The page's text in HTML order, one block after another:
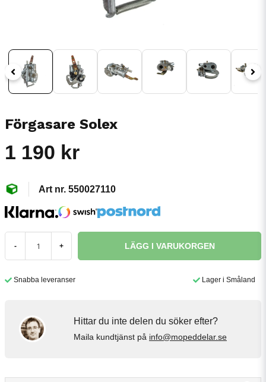
Förgasare Solex
1 190 kr
550027110
- + LÄGG I VARUKORGEN
Snabba leveranser Lager i Småland
Hittar du inte delen du söker efter?
Maila kundtjänst på info@mopeddelar.se